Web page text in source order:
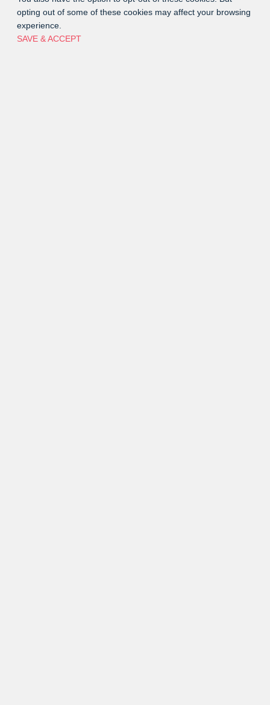
opting out of some of these cookies may affect your browsing
experience.
SAVE & ACCEPT